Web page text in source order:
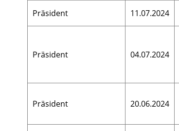
Präsident 11.07.2024
Präsident 04.07.2024
Präsident 20.06.2024